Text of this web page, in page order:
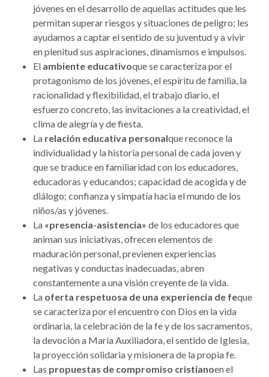
jóvenes en el desarrollo de aquellas actitudes que les
permitan superar riesgos y situaciones de peligro; les
ayudamos a captar el sentido de su juventud y a vivir
en plenitud sus aspiraciones, dinamismos e impulsos.
El ambiente educativoque se caracteriza por el
protagonismo de los jóvenes, el espíritu de familia, la
racionalidad y flexibilidad, el trabajo diario, el
esfuerzo concreto, las invitaciones a la creatividad, el
clima de alegría y de fiesta.
La relación educativa personalque reconoce la
individualidad y la historia personal de cada joven y
que se traduce en familiaridad con los educadores,
educadoras y educandos; capacidad de acogida y de
diálogo; confianza y simpatía hacia el mundo de los
niños/as y jóvenes.
La «presencia-asistencia» de los educadores que
animan sus iniciativas, ofrecen elementos de
maduración personal, previenen experiencias
negativas y conductas inadecuadas, abren
constantemente a una visión creyente de la vida.
La oferta respetuosa de una experiencia de feque
se caracteriza por el encuentro con Dios en la vida
ordinaria, la celebración de la fe y de los sacramentos,
la devoción a María Auxiliadora, el sentido de Iglesia,
la proyección solidaria y misionera de la propia fe.
Las propuestas de compromiso cristianoen el